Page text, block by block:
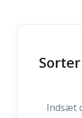
Indsæt